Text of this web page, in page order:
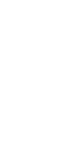
JADWAL